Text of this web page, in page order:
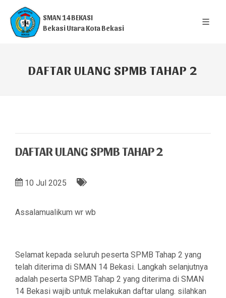
SMAN 14 BEKASI
Bekasi Utara Kota Bekasi
DAFTAR ULANG SPMB TAHAP 2
DAFTAR ULANG SPMB TAHAP 2
10 Jul 2025
Assalamualikum wr wb
Selamat kepada seluruh peserta SPMB Tahap 2 yang
telah diterima di SMAN 14 Bekasi. Langkah selanjutnya
adalah peserta SPMB Tahap 2 yang diterima di SMAN
14 Bekasi wajib untuk melakukan daftar ulang. silahkan